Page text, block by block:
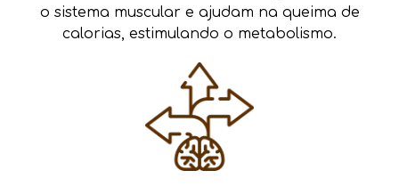
o sistema muscular e ajudam na queima de
calorias, estimulando o metabolismo.